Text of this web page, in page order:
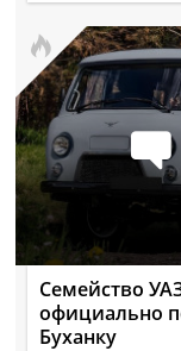
Семейство
официально
Буханку